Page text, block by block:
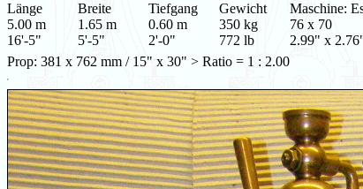
Länge
5.00 m
16'-5"
Breite
1.65 m
5'-5"
Tiefgang
0.60 m
2'-0"
Gewicht
350 kg
772 lb
Maschine:
76 x 70
2.99" x
Prop: 381 x 762 mm / 15" x 30" > Ratio = 1 : 2.00